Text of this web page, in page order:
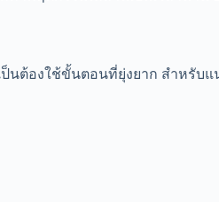
นต้องใช้ขั้นตอนที่ยุ่งยาก สำหรับ